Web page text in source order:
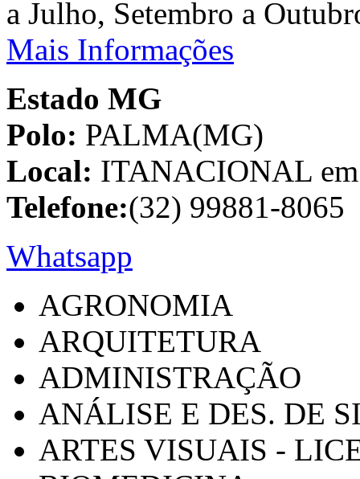
a Julho, Setembro a
Mais Informações
Estado MG
Polo: PALMA(MG)
Local: ITANACIONAL
Telefone:(32) 99881-8065
Whatsapp
AGRONOMIA
ARQUITETURA
ADMINISTRAÇÃO
ANÁLISE E DES. DE
ARTES VISUAIS -